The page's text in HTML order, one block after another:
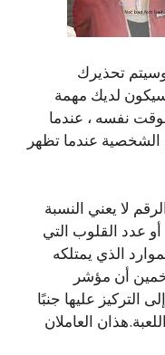
تحذيرك
سيكون لديك مهمة
نفسه ، عندما
عندما تظهر
لا يعني النسبة
عدد القلوب التي
الذي يمتلكه
أن مؤشر
التركيز عليها جنبًا
العاملان